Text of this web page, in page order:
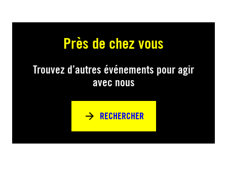
Près de chez vous
Trouvez d’autres événements pour agir
avec nous
RECHERCHER